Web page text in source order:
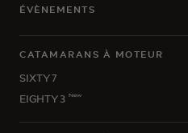
ÉVÈNEMENTS
CATAMARANS À MOTEUR
SIXTY 7
EIGHTY 3 New